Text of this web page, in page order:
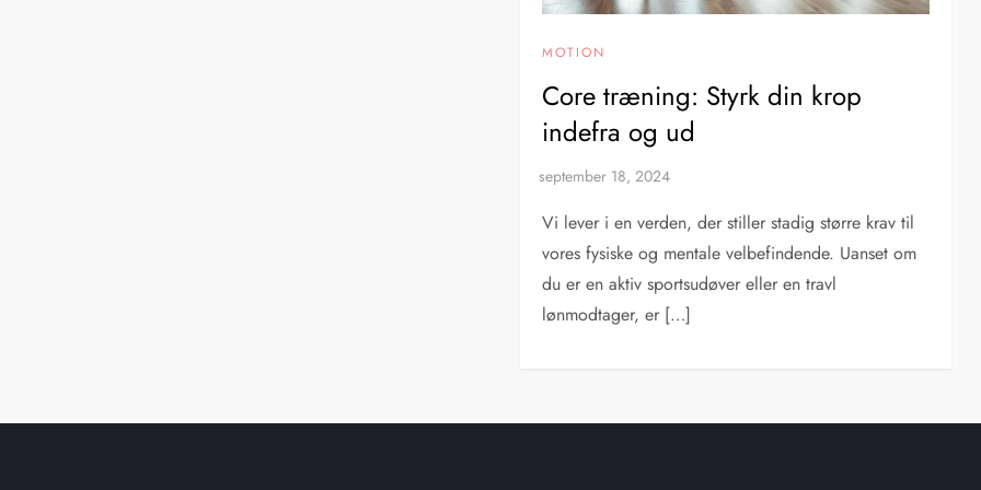
MOTION
Core træning: Styrk din krop
indefra og ud
Vi lever i en verden, der stiller stadig større krav til
vores fysiske og mentale velbefindende. Uanset om
du er en aktiv sportsudøver eller en travl
lønmodtager, er […]